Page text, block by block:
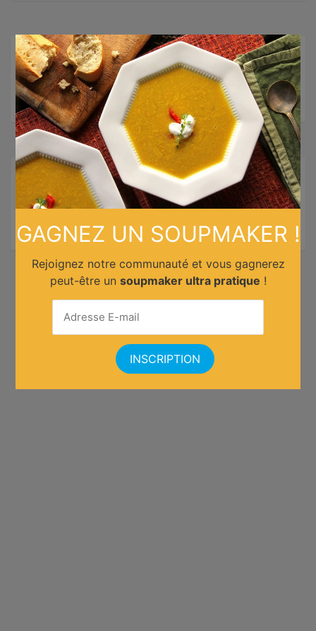
Mots-clés:Halte Gourmande,panier gourmand,
produit de terroirs,produits français
promo panier
gourmand,réduction halte gourmande
Suivez-nous sur les réseaux !
GAGNEZ UN SOUPMAKER !
Rejoignez notre communauté et vous gagnerez
peut-être un soupmaker ultra pratique !
×